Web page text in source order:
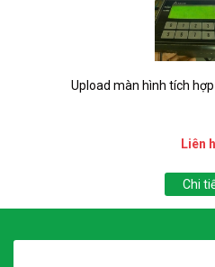
Upload màn hình tích
Liên
Chi